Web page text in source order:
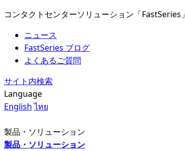
コンタクトセンターソリューション「FastSeries」
ニュース
FastSeries ブログ
よくあるご質問
サイト内検索
Language
English ไทย
製品・ソリューション
製品・ソリューション